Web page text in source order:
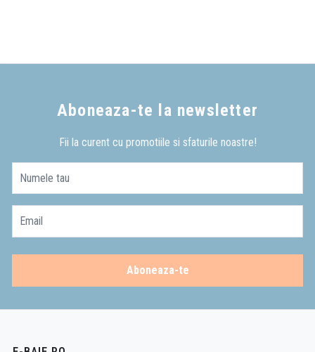
Aboneaza-te la newsletter
Fii la curent cu promotiile si sfaturile noastre!
Numele tau
Email
Aboneaza-te